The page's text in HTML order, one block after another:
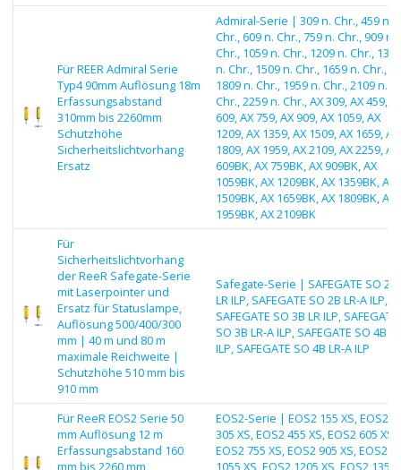
Für REER Admiral Serie
Typ4 90mm Auflösung 18m
Erfassungsabstand
310mm bis 2260mm
Schutzhöhe
Sicherheitslichtvorhang
Ersatz
Admiral-Serie | 309 n. Chr., 459 n.
Chr., 609 n. Chr., 759 n. Chr., 909 n.
Chr., 1059 n. Chr., 1209 n. Chr., 1359
n. Chr., 1509 n. Chr., 1659 n. Chr.,
1809 n. Chr., 1959 n. Chr., 2109 n.
Chr., 2259 n. Chr., AX 309, AX 459,
609, AX 759, AX 909, AX 1059, AX
1209, AX 1359, AX 1509, AX 1659, AX
1809, AX 1959, AX 2109, AX 2259, AX
609BK, AX 759BK, AX 909BK, AX
1059BK, AX 1209BK, AX 1359BK, AX
1509BK, AX 1659BK, AX 1809BK, AX
1959BK, AX 2109BK
Für
Sicherheitslichtvorhang
der ReeR Safegate-Serie
mit Laserpointer und
Ersatz für Statuslampe,
Auflösung 500/400/300
mm | 40 m und 80 m
maximale Reichweite |
Schutzhöhe 510 mm bis
910 mm
Safegate-Serie | SAFEGATE SO 2B
LR ILP, SAFEGATE SO 2B LR-A ILP,
SAFEGATE SO 3B LR ILP, SAFEGATE
SO 3B LR-A ILP, SAFEGATE SO 4B LR
ILP, SAFEGATE SO 4B LR-A ILP
Für ReeR EOS2 Serie 50
mm Auflösung 12 m
Erfassungsabstand 160
mm bis 2260 mm
EOS2-Serie | EOS2 155 XS, EOS2
305 XS, EOS2 455 XS, EOS2 605 XS,
EOS2 755 XS, EOS2 905 XS, EOS2
1055 XS, EOS2 1205 XS, EOS2 1355